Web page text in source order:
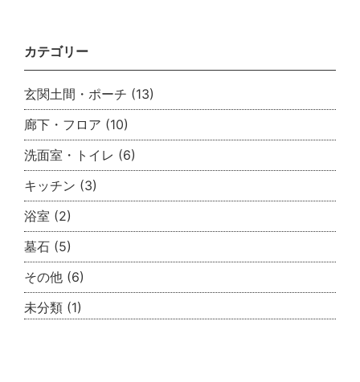
カテゴリー
玄関土間・ポーチ (13)
廊下・フロア (10)
洗面室・トイレ (6)
キッチン (3)
浴室 (2)
墓石 (5)
その他 (6)
未分類 (1)